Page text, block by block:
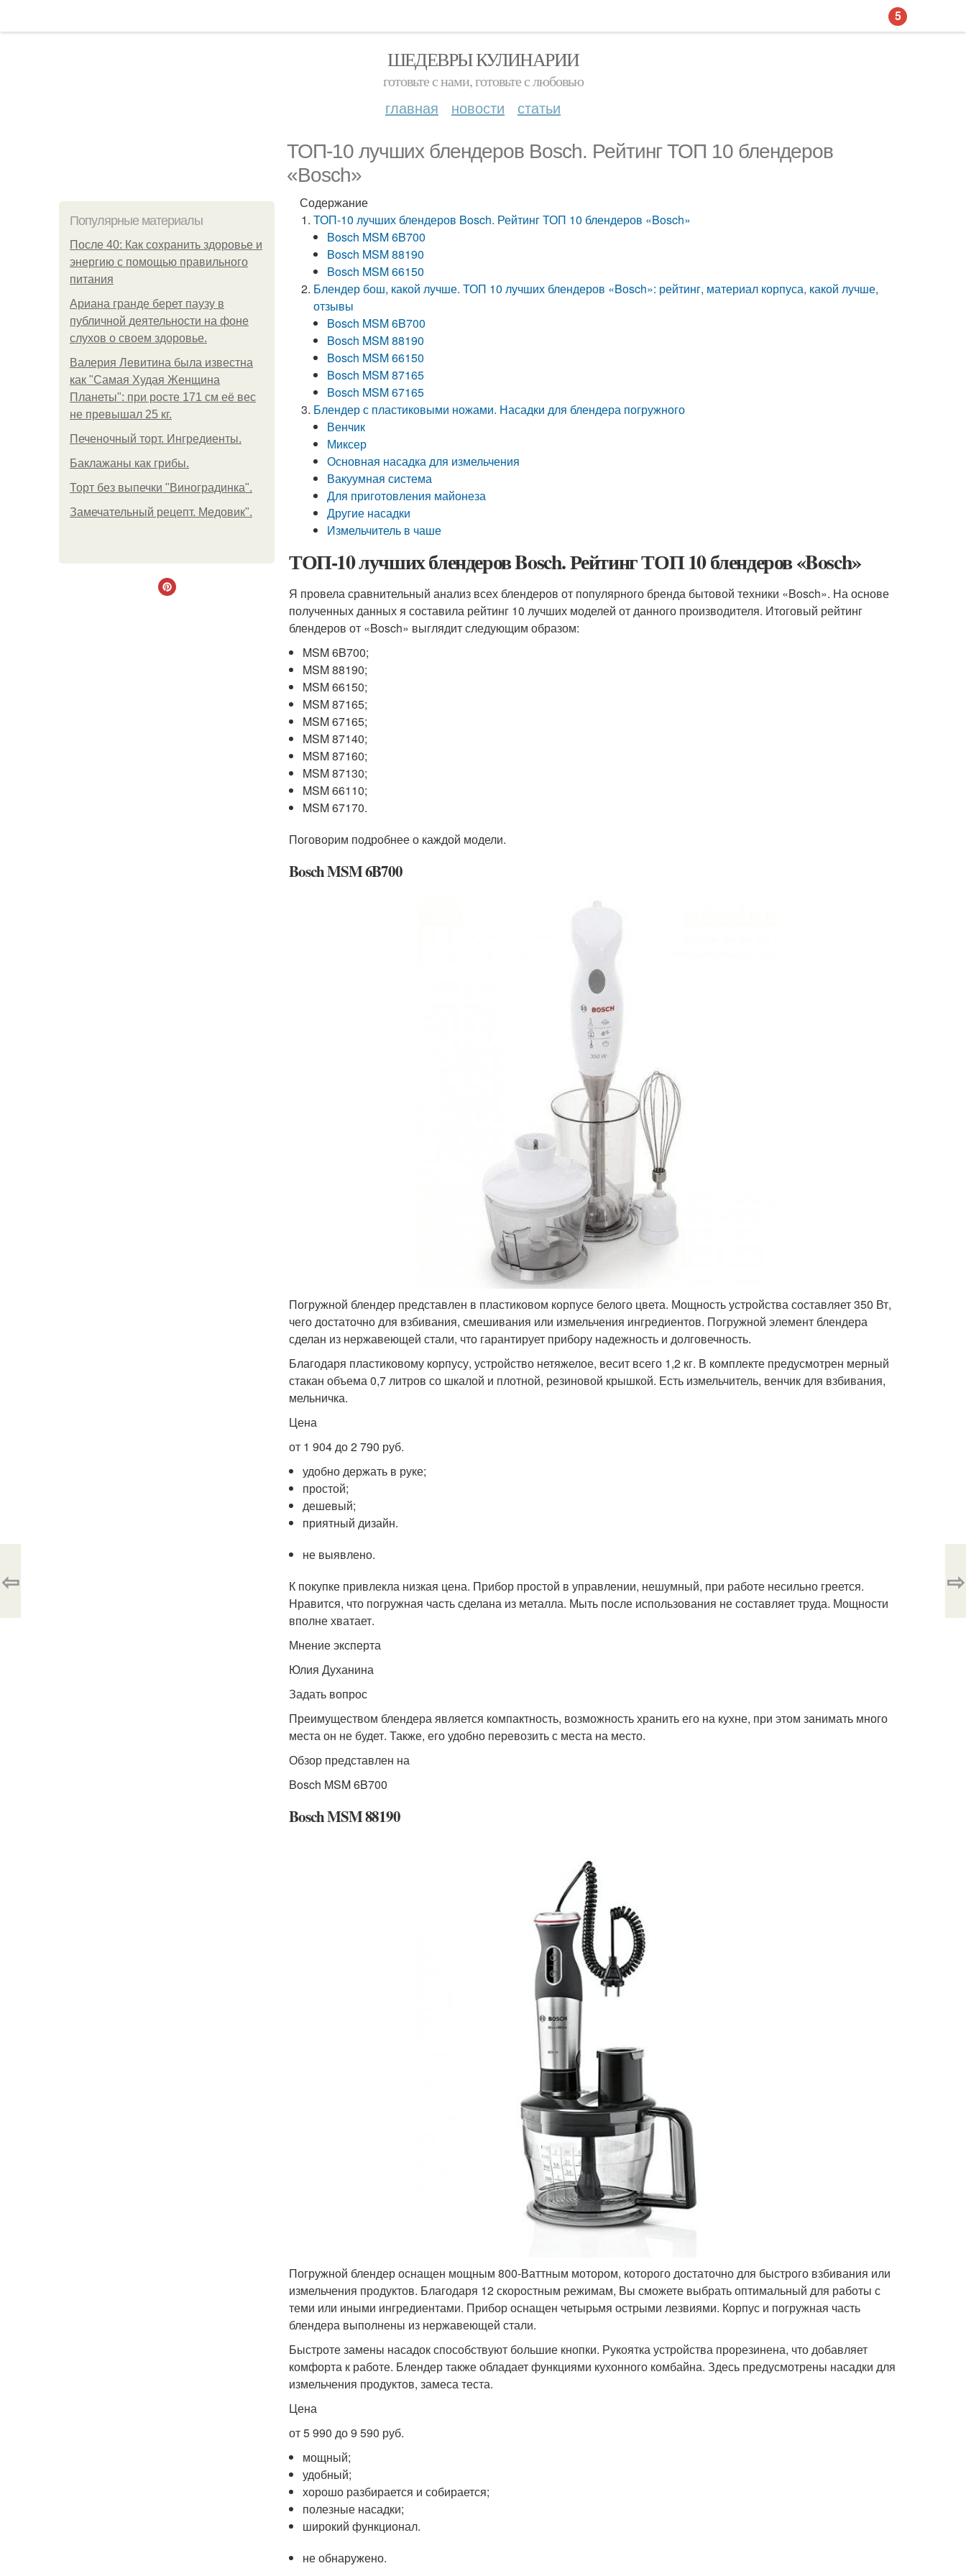
ШЕДЕВРЫ КУЛИНАРИИ
готовьте с нами, готовьте с любовью
главная новости статьи
ТОП-10 лучших блендеров Bosch. Рейтинг ТОП 10 блендеров
«Bosch»
Популярные материалы
После 40: Как сохранить здоровье и
энергию с помощью правильного
питания
Ариана гранде берет паузу в
публичной деятельности на фоне
слухов о своем здоровье.
Валерия Левитина была известна
как "Самая Худая Женщина
Планеты": при росте 171 см её вес
не превышал 25 кг.
Печеночный торт. Ингредиенты.
Баклажаны как грибы.
Торт без выпечки "Виноградинка".
Замечательный рецепт. Медовик".
Содержание
ТОП-10 лучших блендеров Bosch. Рейтинг ТОП 10 блендеров «Bosch»
Bosch MSM 6B700
Bosch MSM 88190
Bosch MSM 66150
Блендер бош, какой лучше. ТОП 10 лучших блендеров «Bosch»: рейтинг, материал корпуса, какой лучше,
отзывы
Bosch MSM 6B700
Bosch MSM 88190
Bosch MSM 66150
Bosch MSM 87165
Bosch MSM 67165
Блендер с пластиковыми ножами. Насадки для блендера погружного
Венчик
Миксер
Основная насадка для измельчения
Вакуумная система
Для приготовления майонеза
Другие насадки
Измельчитель в чаше
ТОП-10 лучших блендеров Bosch. Рейтинг ТОП 10 блендеров «Bosch»
Я провела сравнительный анализ всех блендеров от популярного бренда бытовой техники «Bosch». На основе
полученных данных я составила рейтинг 10 лучших моделей от данного производителя. Итоговый рейтинг
блендеров от «Bosch» выглядит следующим образом:
MSM 6B700;
MSM 88190;
MSM 66150;
MSM 87165;
MSM 67165;
MSM 87140;
MSM 87160;
MSM 87130;
MSM 66110;
MSM 67170.
Поговорим подробнее о каждой модели.
Bosch MSM 6B700
Погружной блендер представлен в пластиковом корпусе белого цвета. Мощность устройства составляет 350 Вт,
чего достаточно для взбивания, смешивания или измельчения ингредиентов. Погружной элемент блендера
сделан из нержавеющей стали, что гарантирует прибору надежность и долговечность.
Благодаря пластиковому корпусу, устройство нетяжелое, весит всего 1,2 кг. В комплекте предусмотрен мерный
стакан объема 0,7 литров со шкалой и плотной, резиновой крышкой. Есть измельчитель, венчик для взбивания,
мельничка.
Цена
от 1 904 до 2 790 руб.
удобно держать в руке;
простой;
дешевый;
приятный дизайн.
не выявлено.
К покупке привлекла низкая цена. Прибор простой в управлении, нешумный, при работе несильно греется.
Нравится, что погружная часть сделана из металла. Мыть после использования не составляет труда. Мощности
вполне хватает.
Мнение эксперта
Юлия Духанина
Задать вопрос
Преимуществом блендера является компактность, возможность хранить его на кухне, при этом занимать много
места он не будет. Также, его удобно перевозить с места на место.
Обзор представлен на
Bosch MSM 6B700
Bosch MSM 88190
Погружной блендер оснащен мощным 800-Ваттным мотором, которого достаточно для быстрого взбивания или
измельчения продуктов. Благодаря 12 скоростным режимам, Вы сможете выбрать оптимальный для работы с
теми или иными ингредиентами. Прибор оснащен четырьмя острыми лезвиями. Корпус и погружная часть
блендера выполнены из нержавеющей стали.
Быстроте замены насадок способствуют большие кнопки. Рукоятка устройства прорезинена, что добавляет
комфорта к работе. Блендер также обладает функциями кухонного комбайна. Здесь предусмотрены насадки для
измельчения продуктов, замеса теста.
Цена
от 5 990 до 9 590 руб.
мощный;
удобный;
хорошо разбирается и собирается;
полезные насадки;
широкий функционал.
не обнаружено.
⇦ ⇨
5